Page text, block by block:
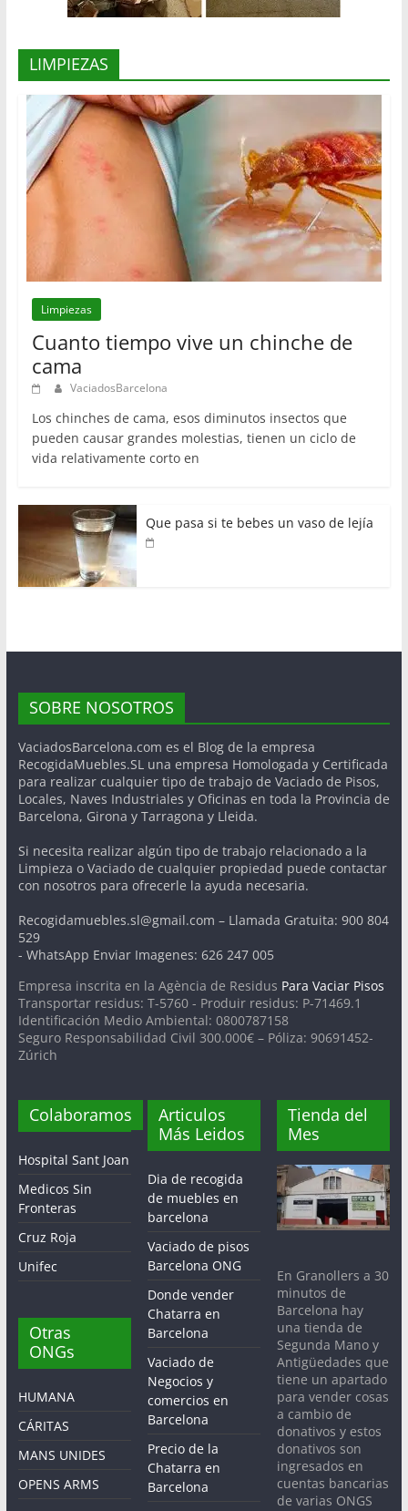
LIMPIEZAS
Limpiezas
Cuanto tiempo vive un chinche de
cama
VaciadosBarcelona
Los chinches de cama, esos diminutos insectos que
pueden causar grandes molestias, tienen un ciclo de
vida relativamente corto en
Que pasa si te bebes un vaso de lejía
SOBRE NOSOTROS
VaciadosBarcelona.com es el Blog de la empresa
RecogidaMuebles.SL una empresa Homologada y Certificada
para realizar cualquier tipo de trabajo de Vaciado de Pisos,
Locales, Naves Industriales y Oficinas en toda la Provincia de
Barcelona, Girona y Tarragona y Lleida.
Si necesita realizar algún tipo de trabajo relacionado a la
Limpieza o Vaciado de cualquier propiedad puede contactar
con nosotros para ofrecerle la ayuda necesaria.
Recogidamuebles.sl@gmail.com – Llamada Gratuita: 900 804
529
- WhatsApp Enviar Imagenes: 626 247 005
Empresa inscrita en la Agència de Residus Para Vaciar Pisos
Transportar residus: T-5760 - Produir residus: P-71469.1
Identificación Medio Ambiental: 0800787158
Seguro Responsabilidad Civil 300.000€ – Póliza: 90691452-
Zúrich
Colaboramos
Hospital Sant Joan
Medicos Sin
Fronteras
Cruz Roja
Unifec
Otras
ONGs
HUMANA
CÁRITAS
MANS UNIDES
OPENS ARMS
Articulos
Más Leidos
Dia de recogida
de muebles en
barcelona
Vaciado de pisos
Barcelona ONG
Donde vender
Chatarra en
Barcelona
Vaciado de
Negocios y
comercios en
Barcelona
Precio de la
Chatarra en
Barcelona
Tienda del
Mes
En Granollers a 30
minutos de
Barcelona hay
una tienda de
Segunda Mano y
Antigüedades que
tiene un apartado
para vender cosas
a cambio de
donativos y estos
donativos son
ingresados en
cuentas bancarias
de varias ONGS